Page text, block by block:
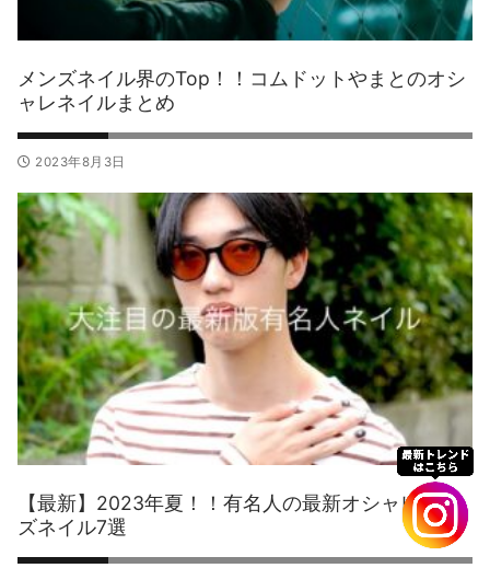
メンズネイル界のTop！！コムドットやまとのオシ
ャレネイルまとめ
2023年8月3日
【最新】2023年夏！！有名人の最新オシャレメン
ズネイル7選